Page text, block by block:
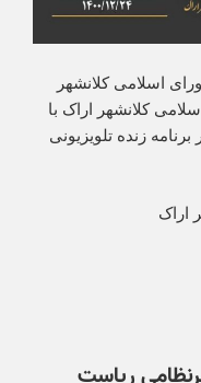
اسلامی کلانشهر
کلانشهر اراک با
در برنامه زنده تلویزیونی
اراک